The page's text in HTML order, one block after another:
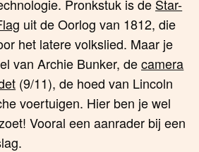
Pronkstuk is de Star-
uit de Oorlog van 1812, die
het latere volkslied. Maar je
van Archie Bunker, decamera
(9/11), de hoed van Lincoln
voertuigen. Hier ben je wel
Vooral een aanrader bij een